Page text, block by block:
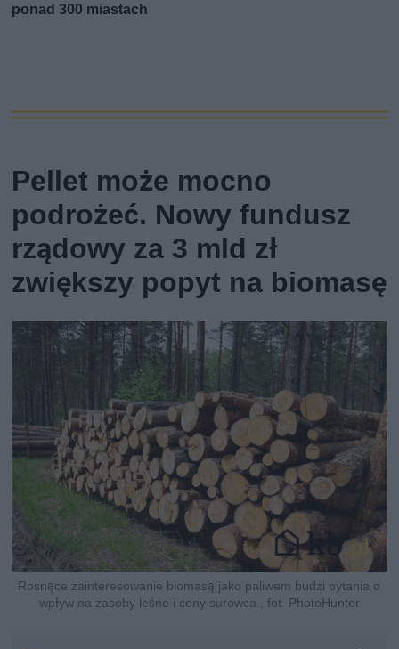
ponad 300 miastach
Pellet może mocno
podrożeć. Nowy fundusz
rządowy za 3 mld zł
zwiększy popyt na biomasę
Rosnące zainteresowanie biomasą jako paliwem budzi pytania o
wpływ na zasoby leśne i ceny surowca., fot. PhotoHunter